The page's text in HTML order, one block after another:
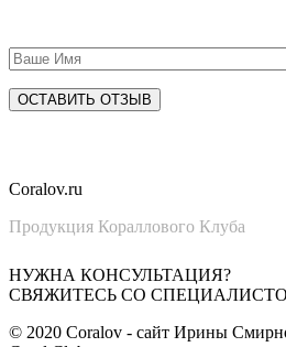
Coralov.ru
Продукция Кораллового Клуба
НУЖНА КОНСУЛЬТАЦИЯ?
СВЯЖИТЕСЬ СО
© 2020 Coralov - сайт Ирины